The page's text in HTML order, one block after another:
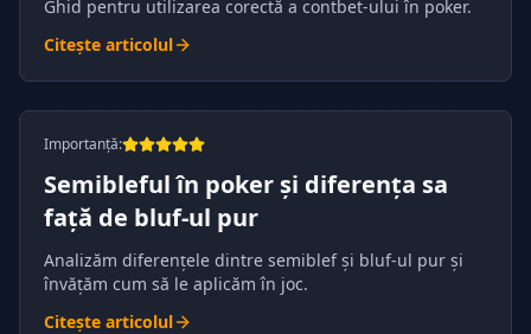
Ghid pentru utilizarea corectă a contbet-ului în poker.
Citește articolul
Importanță:
Semibleful în poker și diferența sa
față de bluf-ul pur
Analizăm diferențele dintre semiblef și bluf-ul pur și
învățăm cum să le aplicăm în joc.
Citește articolul